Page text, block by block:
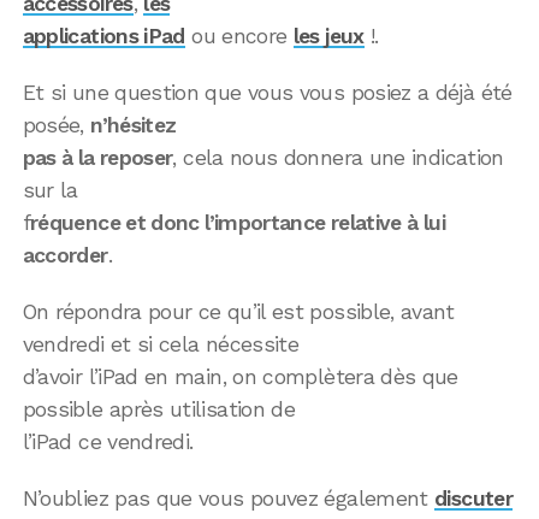
applications iPad ou encore les jeux!.
Et si une question que vous vous posiez a déjà été
posée, n’hésitez
pas à la reposer, cela nous donnera une indication
sur la
fréquence et donc l’importance relative à lui
accorder.
On répondra pour ce qu’il est possible, avant
vendredi et si cela nécessite
d’avoir l’iPad en main, on complètera dès que
possible après utilisation de
l’iPad ce vendredi.
N’oubliez pas que vous pouvez également discuter